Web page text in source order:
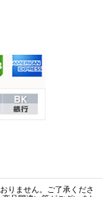
りません。ご了承くださ